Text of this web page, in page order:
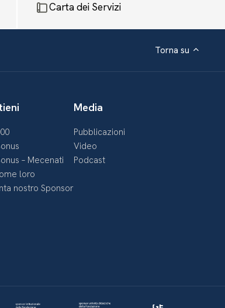
Carta dei Servizi
Torna su
– Mecenati
loro
nostro Sponsor
Media
Pubblicazioni
Video
Podcast